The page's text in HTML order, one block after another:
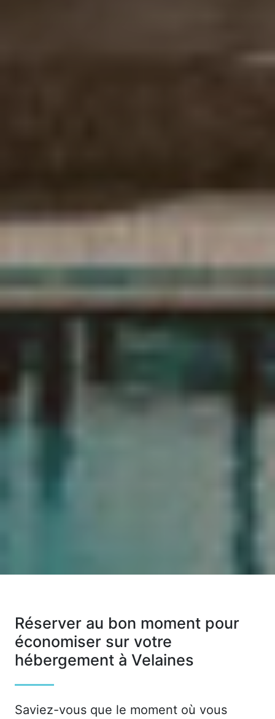
Réserver au bon moment pour
économiser sur votre
hébergement à Velaines
Saviez-vous que le moment où vous